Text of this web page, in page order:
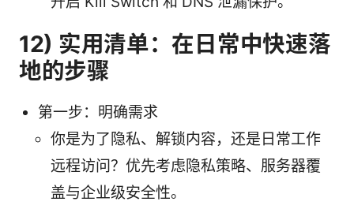
12) 实用清单：在日常中快速落
地的步骤
第一步：明确需求
你是为了隐私、解锁内容，还是日常工作
远程访问？优先考虑隐私策略、服务器覆
盖与企业级安全性。